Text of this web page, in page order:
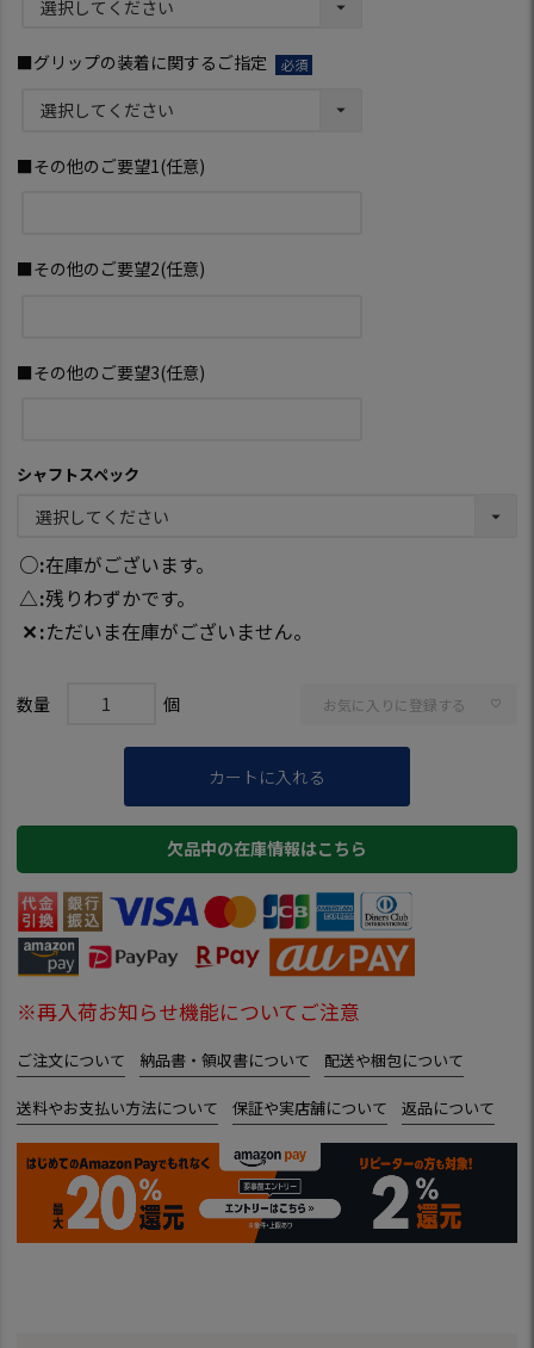
■グリップの装着に関するご指定
■その他のご要望1(任意)
■その他のご要望2(任意)
■その他のご要望3(任意)
シャフトスペック
○ 在庫がございます。
△ 残りわずかです。
✕ ただいま在庫がございません。
お気に入りに登録する
カートに入れる
欠品中の在庫情報はこちら
※再入荷お知らせ機能についてご注意
ご注文について 納品書・領収書について 配送や梱包について
送料やお支払い方法について 保証や実店舗について 返品について